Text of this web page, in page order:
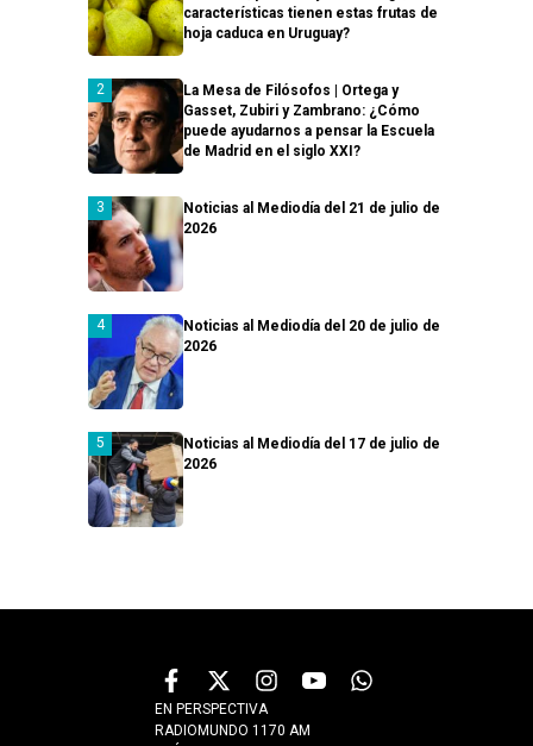
características tienen estas frutas de
hoja caduca en Uruguay?
La Mesa de Filósofos | Ortega y
Gasset, Zubiri y Zambrano: ¿Cómo
puede ayudarnos a pensar la Escuela
de Madrid en el siglo XXI?
Noticias al Mediodía del 21 de julio de
2026
Noticias al Mediodía del 20 de julio de
2026
Noticias al Mediodía del 17 de julio de
2026
EN PERSPECTIVA
RADIOMUNDO 1170 AM